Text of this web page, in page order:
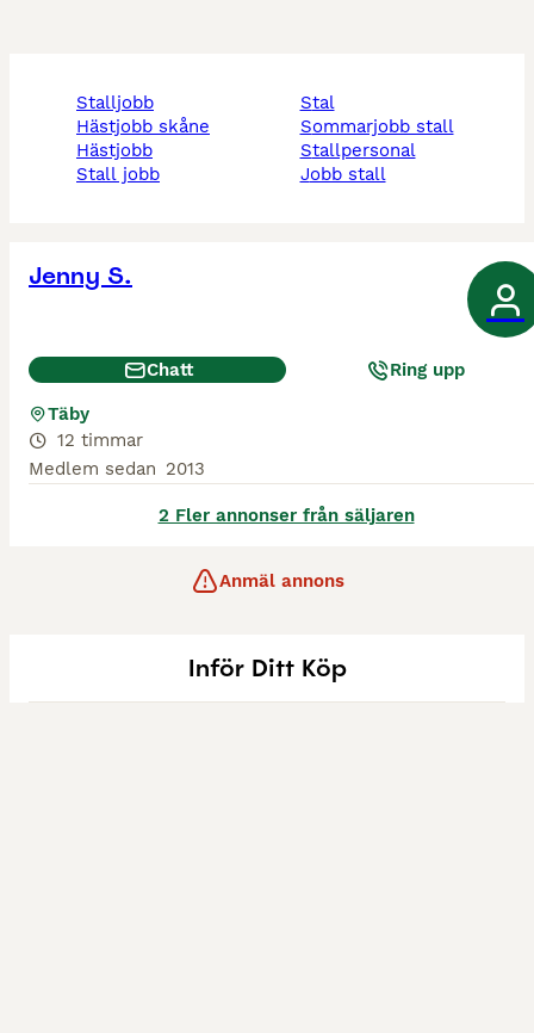
stalljobb
hästjobb skåne
hästjobb
stall jobb
stal
sommarjobb stall
stallpersonal
jobb stall
Jenny S.
Chatt Ring upp
Täby
12 timmar
Medlem sedan 2013
2 Fler annonser från säljaren
Anmäl annons
Inför Ditt Köp